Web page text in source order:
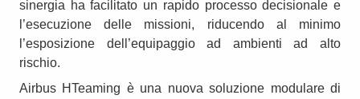
sinergia ha facilitato un rapido processo decisionale e
l’esecuzione delle missioni, riducendo al minimo
l’esposizione dell’equipaggio ad ambienti ad alto
rischio.
Airbus HTeaming è una nuova soluzione modulare di